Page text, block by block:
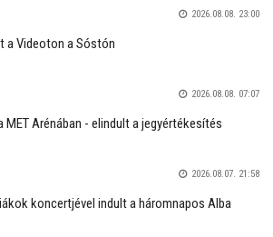
2026.08.08. 23:00
a Videoton a Sóstón
2026.08.08. 07:07
MET Arénában - elindult a jegyértékesítés
2026.08.07. 21:58
koncertjével indult a háromnapos Alba